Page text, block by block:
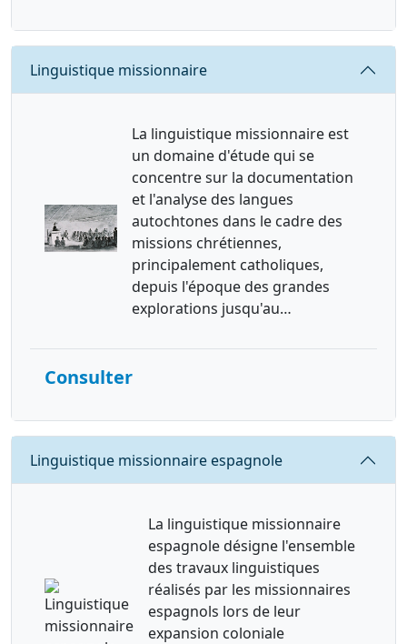
Requête
Linguistique missionnaire
La linguistique missionnaire est
un domaine d'étude qui se
concentre sur la documentation
et l'analyse des langues
autochtones dans le cadre des
missions chrétiennes,
principalement catholiques,
depuis l'époque des grandes
explorations jusqu'au…
Consulter
Requête
Linguistique missionnaire espagnole
La linguistique missionnaire
espagnole désigne l'ensemble
des travaux linguistiques
réalisés par les missionnaires
espagnols lors de leur
expansion coloniale